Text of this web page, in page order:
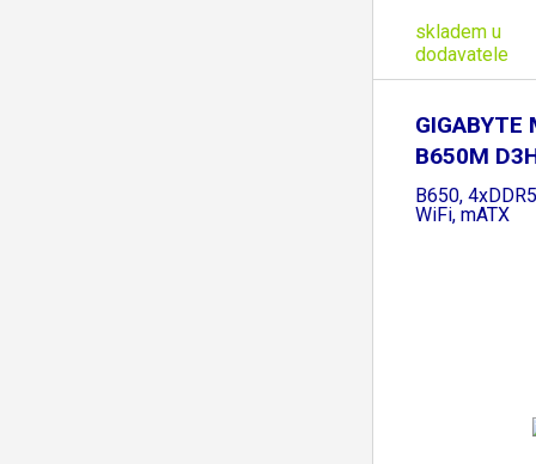
skladem u
dodavatele
GIGABYTE
B650M
B650,
WiFi, mATX